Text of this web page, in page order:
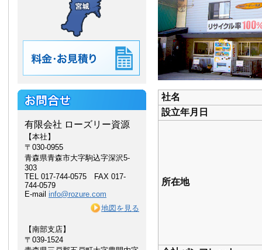
社名
設立年月日
所在地
有限会社 ローズリー資源
【本社】
〒030-0955
青森県青森市大字駒込字深沢5-
303
TEL 017-744-0575 FAX 017-
744-0579
E-mail info@rozure.com
地図を見る
【南部支店】
〒039-1524